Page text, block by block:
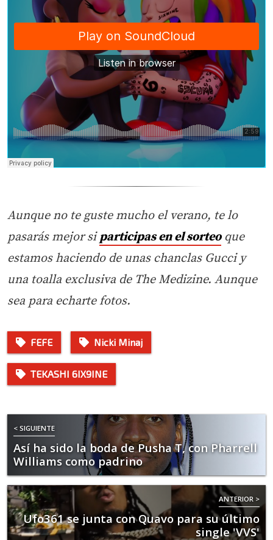
Aunque no te guste mucho el verano, te lo
pasarás mejor siparticipas en el sorteoque
estamos haciendo de unas chanclas Gucci y
una toalla exclusiva de The Medizine. Aunque
sea para echarte fotos.
FEFE Nicki Minaj
TEKASHI 6IX9INE
< SIGUIENTE
Así ha sido la boda de Pusha T, con Pharrell
Williams como padrino
ANTERIOR >
Ufo361 se junta con Quavo para su último
single 'VVS'